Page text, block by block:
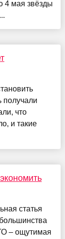
4 мая звёзды
получали
что
и такие
статья
– ощутимая